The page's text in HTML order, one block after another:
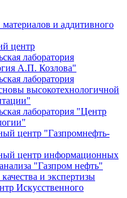
и аддитивного
центр
лаборатория
А.П. Козлова"
лаборатория
высокотехнологичной
лаборатория "Центр
центр "Газпромнефть-
центр информационных
"Газпром нефть"
и экспертизы
Искусственного